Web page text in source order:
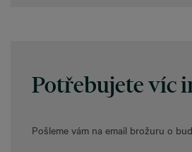
Potřebujetevíc
Pošleme vám na email brožuru o